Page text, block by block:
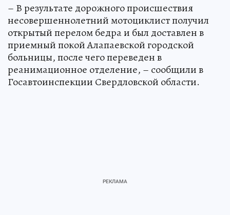
– В результате дорожного происшествия
несовершеннолетний мотоциклист получил
открытый перелом бедра и был доставлен в
приемный покой Алапаевской городской
больницы, после чего переведен в
реанимационное отделение, – сообщили в
Госавтоинспекции Свердловской области.